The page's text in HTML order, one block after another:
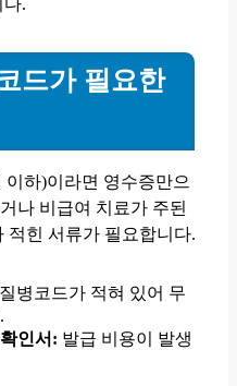
드가 필요한
이하)이라면 영수증만으
나 비급여 치료가 주된
적힌 서류가 필요합니다.
질병코드가 적혀 있어 무
인서: 발급 비용이 발생